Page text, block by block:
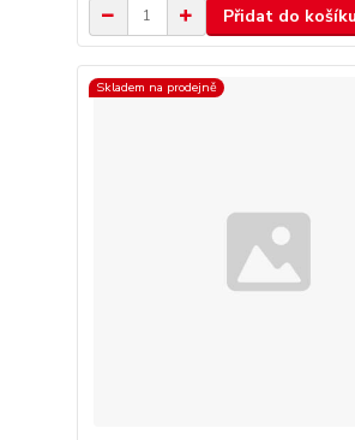
Přidat do košíku
Skladem na prodejně